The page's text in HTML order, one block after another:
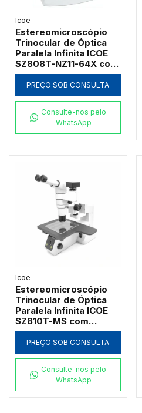
Icoe
Estereomicroscópio
Trinocular de Óptica
Paralela Infinita ICOE
SZ808T-NZ11-64X com
Foco Coaxial e Zoom
até 64x
PREÇO SOB CONSULTA
Consulte-nos pelo
WhatsApp
Icoe
Estereomicroscópio
Trinocular de Óptica
Paralela Infinita ICOE
SZ810T-MS com
Platina Mecânica Móvel
Dupla Grande e Zoom
1:10
PREÇO SOB CONSULTA
Consulte-nos pelo
WhatsApp